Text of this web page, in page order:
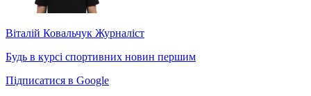
Віталій Ковальчук Журналіст
Будь в курсі спортивних новин першим
Підписатися в Google